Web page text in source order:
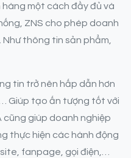
một cách đầy đủ và
ZNS cho phép doanh
Như thông tin sản phẩm,
tin trở nên hấp dẫn hơn
Giúp tạo ấn tượng tốt với
cũng giúp doanh nghiệp
thực hiện các hành động
fanpage, gọi điện,…